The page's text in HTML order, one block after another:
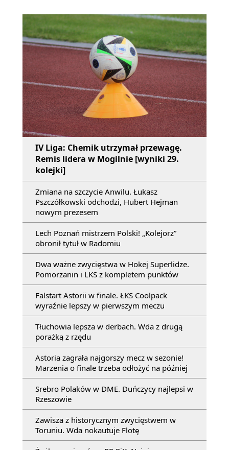
IV Liga: Chemik utrzymał przewagę.
Remis lidera w Mogilnie [wyniki 29.
kolejki]
Zmiana na szczycie Anwilu. Łukasz
Pszczółkowski odchodzi, Hubert Hejman
nowym prezesem
Lech Poznań mistrzem Polski! „Kolejorz”
obronił tytuł w Radomiu
Dwa ważne zwycięstwa w Hokej Superlidze.
Pomorzanin i LKS z kompletem punktów
Falstart Astorii w finale. ŁKS Coolpack
wyraźnie lepszy w pierwszym meczu
Tłuchowia lepsza w derbach. Wda z drugą
porażką z rzędu
Astoria zagrała najgorszy mecz w sezonie!
Marzenia o finale trzeba odłożyć na później
Srebro Polaków w DME. Duńczycy najlepsi w
Rzeszowie
Zawisza z historycznym zwycięstwem w
Toruniu. Wda nokautuje Flotę